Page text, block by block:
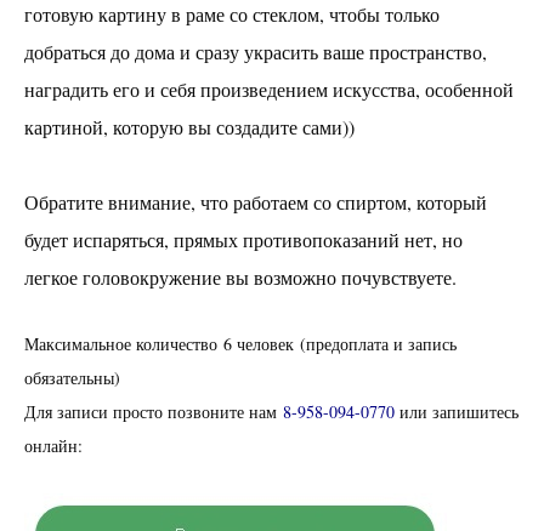
готовую картину в раме со стеклом, чтобы только
добраться до дома и сразу украсить ваше пространство,
наградить его и себя произведением искусства, особенной
картиной, которую вы создадите сами))
Обратите внимание, что работаем со спиртом, который
будет испаряться, прямых противопоказаний нет, но
легкое головокружение вы возможно почувствуете.
Максимальное количество 6 человек (предоплата и запись
обязательны)
Для записи просто позвоните нам 8-958-094-0770 или запишитесь
онлайн: